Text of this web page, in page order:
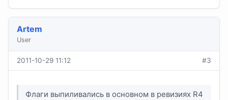
Artem
User
2011-10-29 11:12 #3
Флаги выпиливались в основном в ревизиях R4